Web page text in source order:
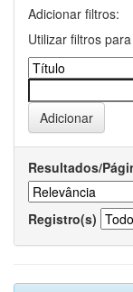
Adicionar filtros:
Utilizar filtros
Resultados/
Registro(s)